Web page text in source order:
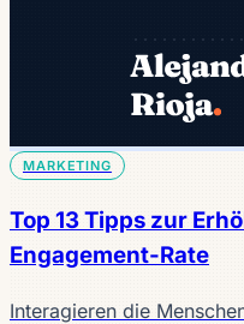
MARKETING
Top 13 Tipps zur
Engagement-Rate
Interagieren die